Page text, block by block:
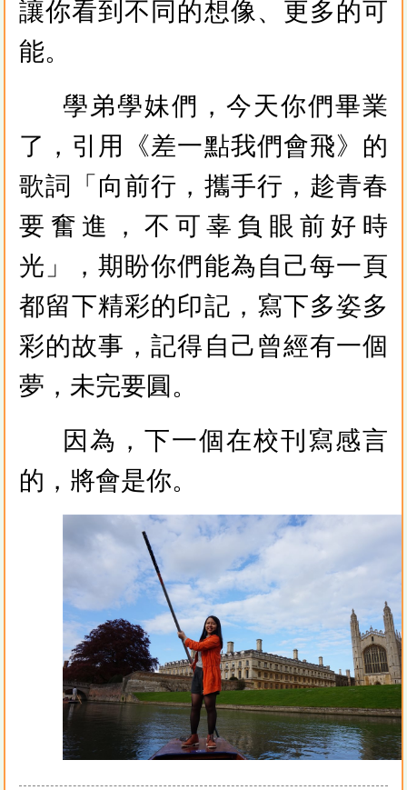
讓你看到不同的想像、更多的可
能。
學弟學妹們，今天你們畢業
了，引用《差一點我們會飛》的
歌詞「向前行，攜手行，趁青春
要奮進，不可辜負眼前好時
光」，期盼你們能為自己每一頁
都留下精彩的印記，寫下多姿多
彩的故事，記得自己曾經有一個
夢，未完要圓。
因為，下一個在校刊寫感言
的，將會是你。